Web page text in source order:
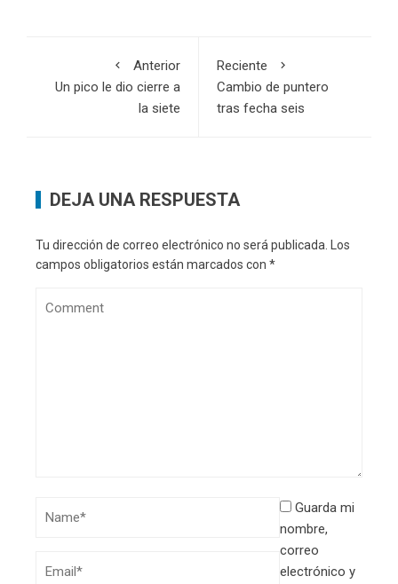
Anterior
Un pico le dio cierre a
la siete
Reciente
Cambio de puntero
tras fecha seis
DEJA UNA RESPUESTA
Tu dirección de correo electrónico no será publicada. Los
campos obligatorios están marcados con *
Guarda mi
nombre,
correo
electrónico y